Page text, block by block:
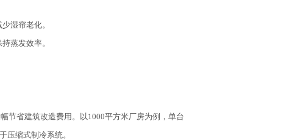
湿帘老化。
蒸发效率。
节省建筑改造费用。以1000平方米厂房为例，单台
压缩式制冷系统。